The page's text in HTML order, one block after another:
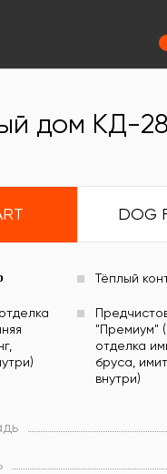
дом КД-
DOG
Тёплый
"Премиум"
отделка
бруса,
внутри)